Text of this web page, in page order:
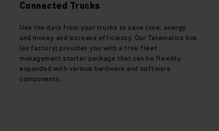
Connected Trucks
Use the data from your trucks to save time, energy
and money and increase efficiency. Our Telematics box
(ex factory) provides you with a free fleet
management starter package that can be flexibly
expanded with various hardware and software
components.